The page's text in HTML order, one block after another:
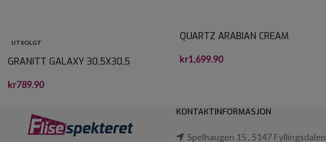
UTSOLGT
GRANITT GALAXY 30,5X30,5
kr789.90
QUARTZ ARABIAN CREAM
kr1,699.90
KONTAKTINFORMASJON
Spelhaugen 15 , 5147 Fyllingsdalen